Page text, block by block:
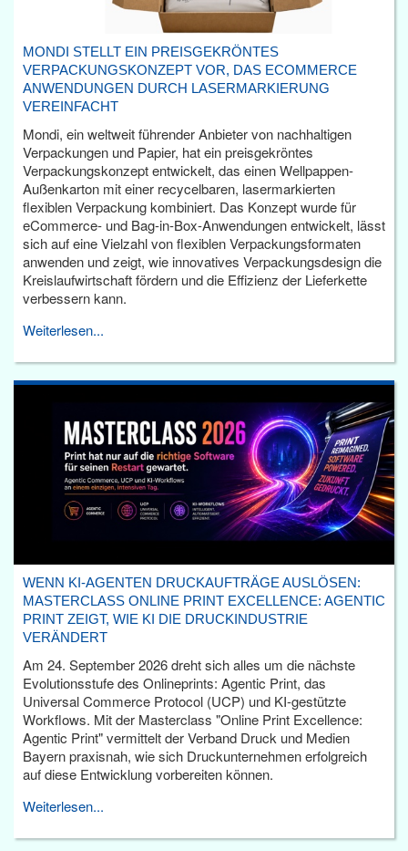
MONDI STELLT EIN PREISGEKRÖNTES
VERPACKUNGSKONZEPT VOR, DAS ECOMMERCE
ANWENDUNGEN DURCH LASERMARKIERUNG
VEREINFACHT
Mondi, ein weltweit führender Anbieter von nachhaltigen
Verpackungen und Papier, hat ein preisgekröntes
Verpackungskonzept entwickelt, das einen Wellpappen-
Außenkarton mit einer recycelbaren, lasermarkierten
flexiblen Verpackung kombiniert. Das Konzept wurde für
eCommerce- und Bag-in-Box-Anwendungen entwickelt, lässt
sich auf eine Vielzahl von flexiblen Verpackungsformaten
anwenden und zeigt, wie innovatives Verpackungsdesign die
Kreislaufwirtschaft fördern und die Effizienz der Lieferkette
verbessern kann.
Weiterlesen...
WENN KI-AGENTEN DRUCKAUFTRÄGE AUSLÖSEN:
MASTERCLASS ONLINE PRINT EXCELLENCE: AGENTIC
PRINT ZEIGT, WIE KI DIE DRUCKINDUSTRIE
VERÄNDERT
Am 24. September 2026 dreht sich alles um die nächste
Evolutionsstufe des Onlineprints: Agentic Print, das
Universal Commerce Protocol (UCP) und KI-gestützte
Workflows. Mit der Masterclass "Online Print Excellence:
Agentic Print" vermittelt der Verband Druck und Medien
Bayern praxisnah, wie sich Druckunternehmen erfolgreich
auf diese Entwicklung vorbereiten können.
Weiterlesen...